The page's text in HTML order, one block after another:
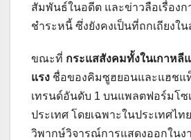
สัมพันธ์ในอดีต และข่าวลือเรื่องก
ชำระหนี้ ซึ่งยังคงเป็นที่ถกเถียงใ
ขณะที่ กระแสสังคมทั้งในเกาหลี
แรง ชื่อของคิมซูฮยอนและแฮชแ
เทรนด์อันดับ 1 บนแพลตฟอร์มโซ
ประเทศ โดยเฉพาะในประเทศไ
วิพากษ์วิจารณ์การแสดงออกในง